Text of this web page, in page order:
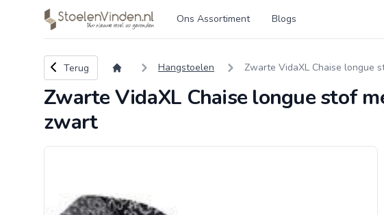
Logo stoelenvinden.nl Ons Assortiment Blogs
Terug naar overzicht
Terug Hangstoelen Zwarte VidaXL Chaise longue
Zwarte VidaXL Chaise longue stof
zwart